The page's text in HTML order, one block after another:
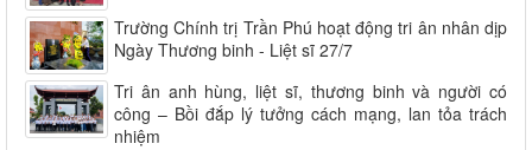
Trường Chính trị Trần Phú hoạt động tri ân nhân dịp
Ngày Thương binh - Liệt sĩ 27/7
Tri ân anh hùng, liệt sĩ, thương binh và người có
công – Bồi đắp lý tưởng cách mạng, lan tỏa trách
nhiệm